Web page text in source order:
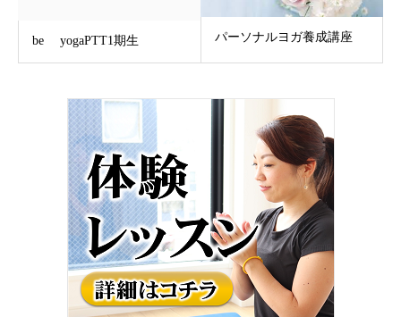
be yogaPTT1期生 パーソナルヨガ養成講座